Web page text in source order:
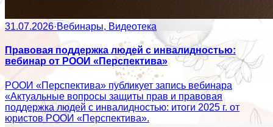
31.07.2026·Вебинары, Видеотека
Правовая поддержка людей с инвалидностью:
вебинар от РООИ «Перспектива»
РООИ «Перспектива» публикует запись вебинара
«Актуальные вопросы защиты прав и правовая
поддержка людей с инвалидностью: итоги 2025 г. от
юристов РООИ «Перспектива».